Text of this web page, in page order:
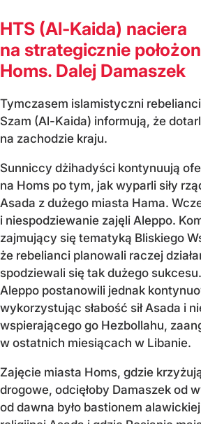
HTS (Al-Kaida) naciera
na strategicznie
Homs. Dalej Damaszek
Tymczasem islamistyczni
Szam (Al-Kaida) informują, że
na zachodzie kraju.
Sunniccy dżihadyści kontynuują
na Homs po tym, jak wyparli siły
Asada z dużego miasta Hama.
i niespodziewanie zajęli Aleppo.
zajmujący się tematyką Bliskiego
że rebelianci planowali raczej
spodziewali się tak dużego
Aleppo postanowili jednak
wykorzystując słabość sił Asada i
wspierającego go Hezbollahu,
w ostatnich miesiącach w Libanie.
Zajęcie miasta Homs, gdzie
drogowe, odcięłoby Damaszek od
od dawna było bastionem